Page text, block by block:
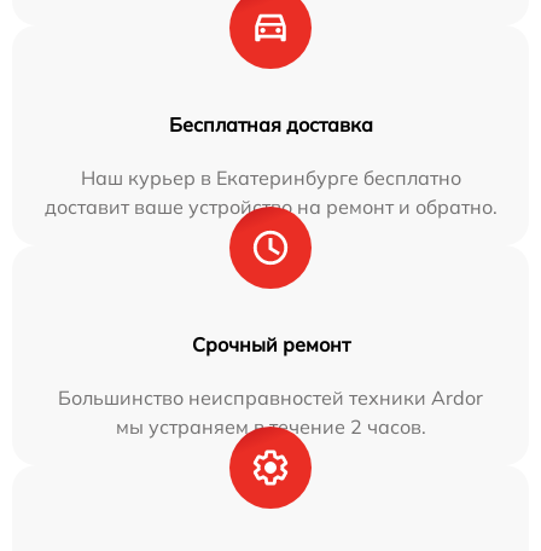
Бесплатная доставка
Наш курьер в Екатеринбурге бесплатно
доставит ваше устройство на ремонт и обратно.
Срочный ремонт
Большинство неисправностей техники Ardor
мы устраняем в течение 2 часов.